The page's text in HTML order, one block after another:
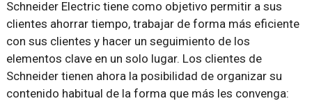
Schneider Electric tiene como objetivo permitir a sus
clientes ahorrar tiempo, trabajar de forma más eficiente
con sus clientes y hacer un seguimiento de los
elementos clave en un solo lugar. Los clientes de
Schneider tienen ahora la posibilidad de organizar su
contenido habitual de la forma que más les convenga: